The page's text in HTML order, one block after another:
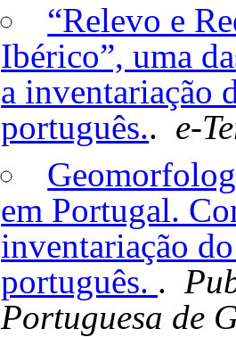
“Relevo e
Ibérico”, uma
a inventariação
português.. e-
em Portugal.
inventariação
português. .
Portuguesa de